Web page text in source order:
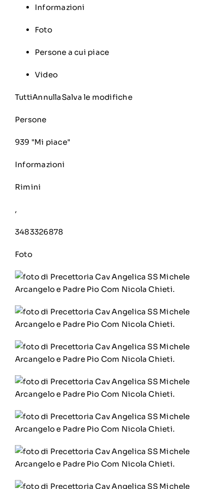
Informazioni
Foto
Persone a cui piace
Video
TuttiAnnullaSalva le modifiche
Persone
939 "Mi piace"
Informazioni
Rimini
,
3483326878
Foto